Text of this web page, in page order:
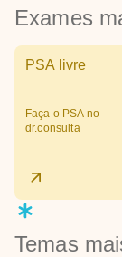
Exames
PSA livre
Faça o PSA no
dr.consulta
Temas